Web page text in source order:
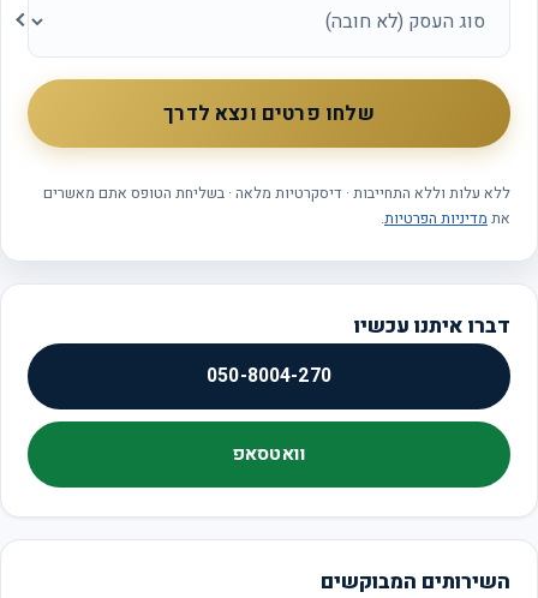
העסק
שלחו פרטים ונצא לדרך
ללא עלות וללא התחייבות · דיסקרטיות מלאה · בשליחת הטופס אתם מאשרים
אתמדיניות הפרטיות.
דברו איתנו עכשיו
050-8004-270
וואטסאפ
השירותים המבוקשים